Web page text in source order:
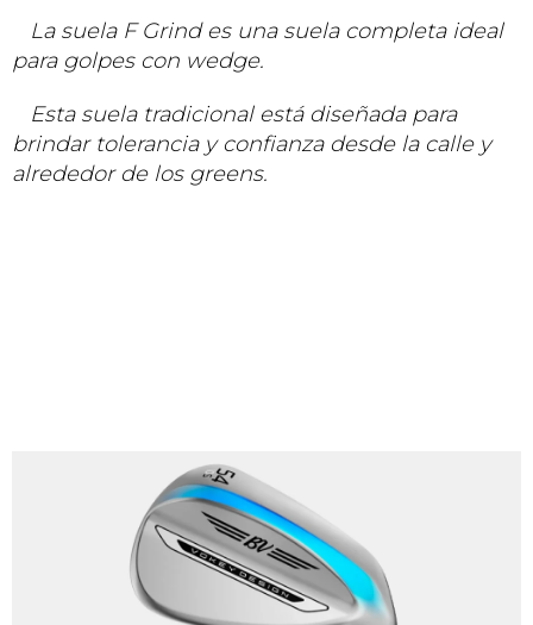
La suela F Grind es una suela completa ideal
para golpes con wedge.
Esta suela tradicional está diseñada para
brindar tolerancia y confianza desde la calle y
alrededor de los greens.